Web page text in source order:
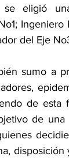
eligió
del Eje
sumo a
de
de